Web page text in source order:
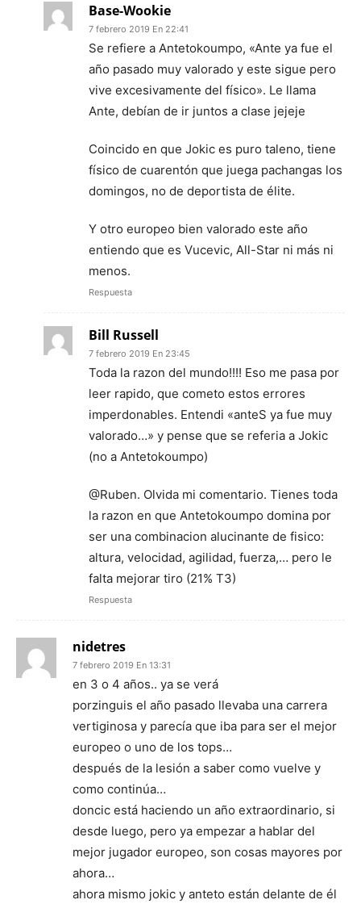
Base-Wookie
7 febrero 2019 En 22:41
Se refiere a Antetokoumpo, «Ante ya fue el
año pasado muy valorado y este sigue pero
vive excesivamente del físico». Le llama
Ante, debían de ir juntos a clase jejeje
Coincido en que Jokic es puro taleno, tiene
físico de cuarentón que juega pachangas los
domingos, no de deportista de élite.
Y otro europeo bien valorado este año
entiendo que es Vucevic, All-Star ni más ni
menos.
Respuesta
Bill Russell
7 febrero 2019 En 23:45
Toda la razon del mundo!!!! Eso me pasa por
leer rapido, que cometo estos errores
imperdonables. Entendi «anteS ya fue muy
valorado…» y pense que se referia a Jokic
(no a Antetokoumpo)
@Ruben. Olvida mi comentario. Tienes toda
la razon en que Antetokoumpo domina por
ser una combinacion alucinante de fisico:
altura, velocidad, agilidad, fuerza,… pero le
falta mejorar tiro (21% T3)
Respuesta
nidetres
7 febrero 2019 En 13:31
en 3 o 4 años.. ya se verá
porzinguis el año pasado llevaba una carrera
vertiginosa y parecía que iba para ser el mejor
europeo o uno de los tops…
después de la lesión a saber como vuelve y
como continúa…
doncic está haciendo un año extraordinario, si
desde luego, pero ya empezar a hablar del
mejor jugador europeo, son cosas mayores por
ahora…
ahora mismo jokic y anteto están delante de él